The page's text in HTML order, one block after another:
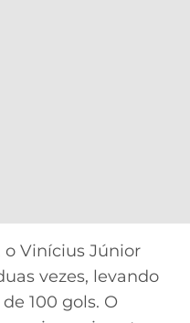
o Vinícius Júnior
vezes, levando
100 gols. O